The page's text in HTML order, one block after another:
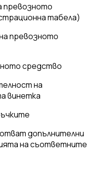
превозното
табела)
превозното
средство
на
винетка
допълнителни
на съответните